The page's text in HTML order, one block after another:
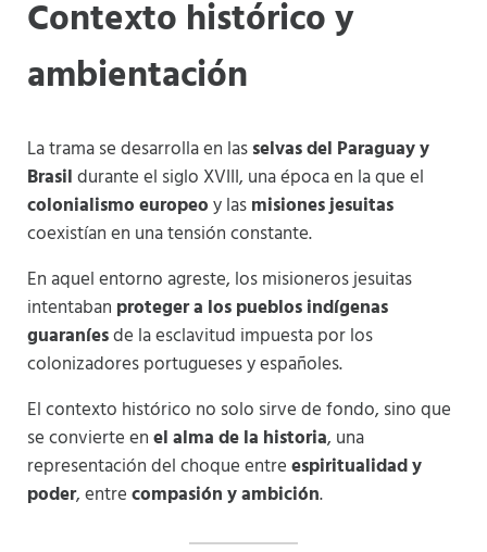
Contexto histórico y
ambientación
La trama se desarrolla en lasselvas del Paraguay y
Brasildurante el siglo XVIII, una época en la que el
colonialismo europeoy lasmisiones jesuitas
coexistían en una tensión constante.
En aquel entorno agreste, los misioneros jesuitas
intentaban proteger a los pueblos indígenas
guaraníesde la esclavitud impuesta por los
colonizadores portugueses y españoles.
El contexto histórico no solo sirve de fondo, sino que
se convierte enel alma de la historia, una
representación del choque entreespiritualidad y
poder, entrecompasión y ambición.